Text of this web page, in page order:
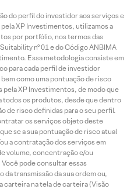
do perfil do investidor aos serviços e
XP Investimentos, utilizamos a
por portfólio, nos termos das
nº 01 e do Código ANBIMA
Essa metodologia consiste em
para cada perfil de investidor
como uma pontuação de risco
pela XP Investimentos, de modo que
todos os produtos, desde que dentro
de risco definidas para o seu perfil.
os serviços objeto deste
se a sua pontuação de risco atual
a contratação dos serviços em
volume, concentração e/ou
pode consultar essas
transmissão da sua ordem ou,
carteira na tela de carteira (Visão